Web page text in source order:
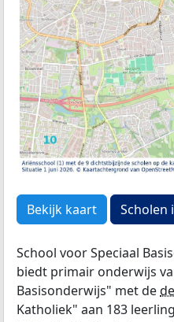
Bekijk kaart Scholen
School voor Speciaal
biedt primair onderwijs
Basisonderwijs" met de
Katholiek" aan 183